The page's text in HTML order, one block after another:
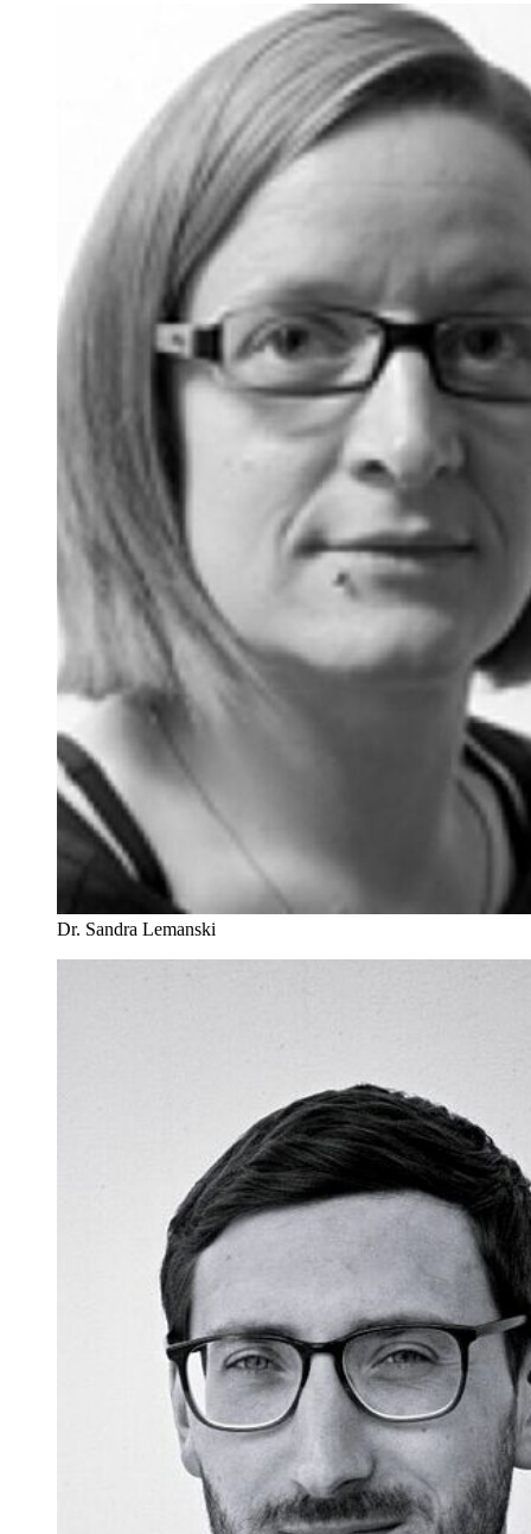
Dr. Sandra Lemanski